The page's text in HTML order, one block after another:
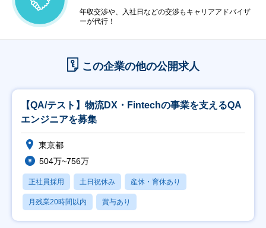
年収交渉や、入社日などの交渉もキャリアアドバイザ
ーが代行！
この企業の他の公開求人
【QA/テスト】物流DX・Fintechの事業を支えるQA
エンジニアを募集
東京都
504万~756万
正社員採用 土日祝休み 産休・育休あり
月残業20時間以内 賞与あり